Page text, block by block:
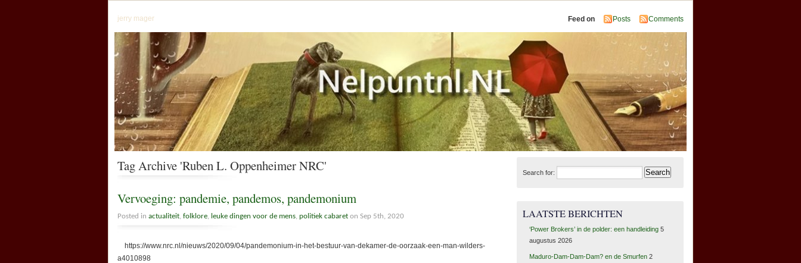
jerry mager Feed on Posts Comments
Tag Archive 'Ruben L. Oppenheimer NRC'
Vervoeging: pandemie, pandemos, pandemonium
Posted in actualiteit folklore leuke dingen voor de mens politiek cabaret on Sep 5th, 2020
https://www.nrc.nl/nieuws/2020/09/04/pandemonium-in-het-bestuur-van-dekamer-de-oorzaak-een-man-wilders-
a4010898
Search for:
LAATSTE BERICHTEN
‘Power Brokers’ in de polder: een handleiding 5
augustus 2026
Maduro-Dam-Dam-Dam? en de Smurfen 2